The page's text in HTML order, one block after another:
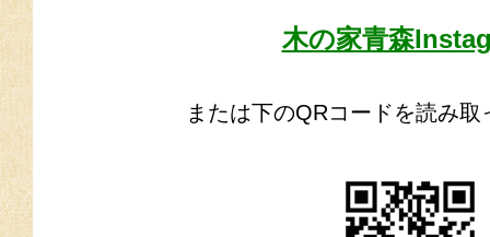
木の家青森
または下のQRコードを読み